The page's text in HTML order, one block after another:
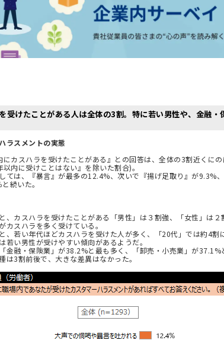
受けたことがある人は全体の3割。特に若い男性や、金融・
ラスメントの実態
にカスハラを受けたことがある』との回答は、全体の3割近くに
内に受けことはない』を除いた割合)。
ては、『暴言』が最多の12.4%、次いで『揚げ足取り』が9.3%
続いた。
、カスハラを受けたことがある「男性」は３割強、「女性」は２
カスハラを多く受けている。
、若い年代ほどカスハラを受けた人が多く、「20代」では約4割
若い男性が受けやすい傾向があるようだ。
金融・保険業」が38.2%と最も多く、「卸売・小売業」が37.1%
は3割前後で、大きな差異はなかった。